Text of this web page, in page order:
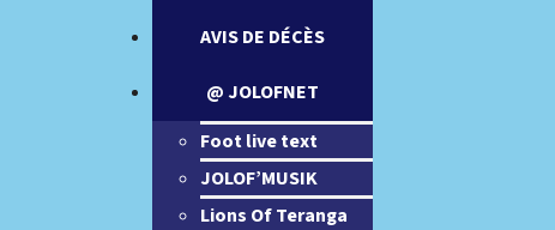
AVIS DE DÉCÈS
@ JOLOFNET
Foot live text
JOLOF’MUSIK
Lions Of Teranga